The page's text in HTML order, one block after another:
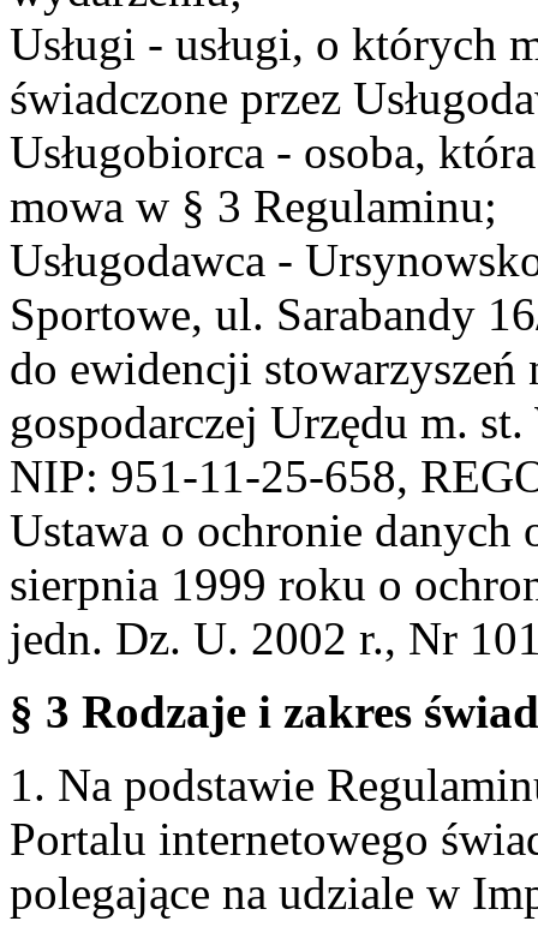
Usługi - usługi, o których
świadczone przez
Usługobiorca - osoba,
mowa w § 3 Regulaminu;
Usługodawca -
Sportowe, ul. Sarabandy
do ewidencji stowarzyszeń
gospodarczej Urzędu m.
NIP: 951-11-25-658,
Ustawa o ochronie danych
sierpnia 1999 roku o
jedn. Dz. U. 2002 r., Nr
§ 3 Rodzaje i zakres
1. Na podstawie
Portalu internetowego
polegające na udziale w